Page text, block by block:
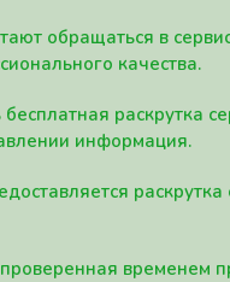
обращаться в
качества.
раскрутка
информация.
временем